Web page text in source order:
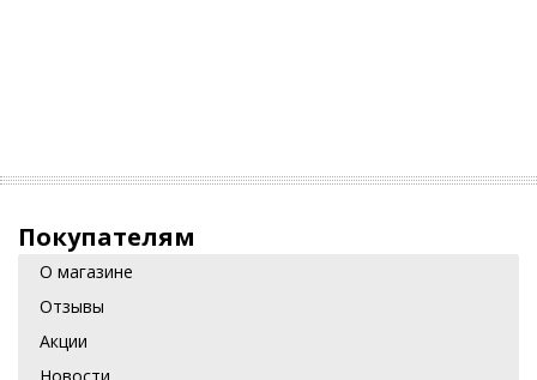
Покупателям
О магазине
Отзывы
Акции